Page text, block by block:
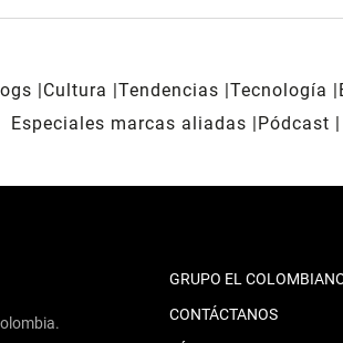
Cultura Tendencias Tecnología
Especiales marcas aliadas
Pódcast
GRUPO EL
CONTÁCTANOS